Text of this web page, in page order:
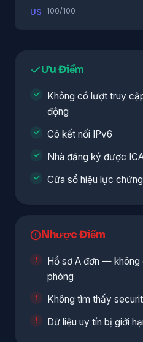
US 100/100
Ưu Điểm
Không có lượt truy
động
Có kết nối IPv6
Nhà đăng ký được
Cửa sổ hiệu lực
Nhược Điểm
Hồ sơ A đơn —
phòng
Không tìm thấy
Dữ liệu uy tín bị giới